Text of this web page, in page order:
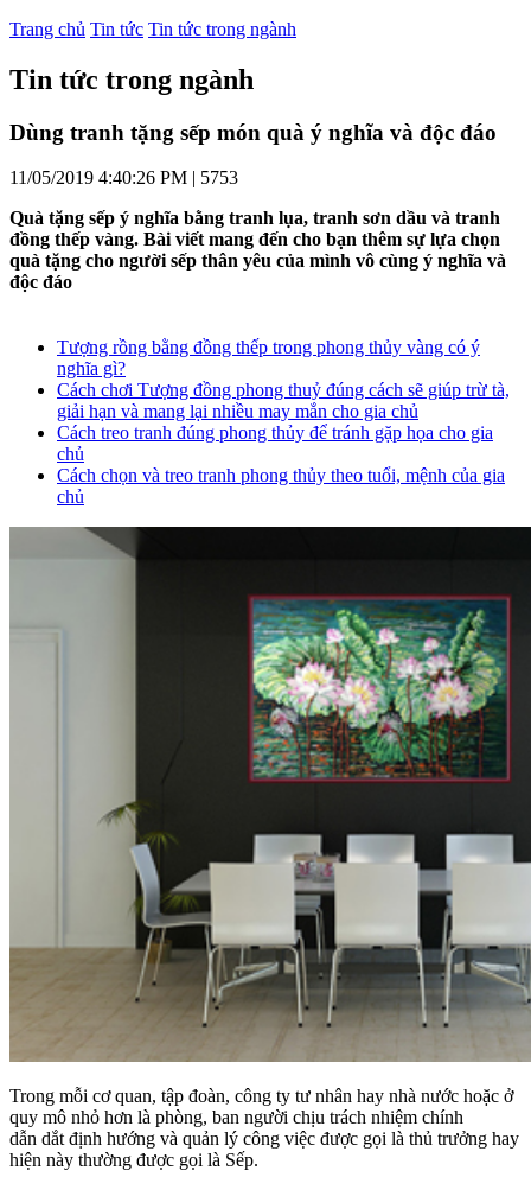
Trang chủ Tin tức Tin tức trong ngành
Tin tức trong ngành
Dùng tranh tặng sếp món quà ý nghĩa và độc đáo
11/05/2019 4:40:26 PM | 5753
Quà tặng sếp ý nghĩa bằng tranh lụa, tranh sơn dầu và tranh
đồng thếp vàng. Bài viết mang đến cho bạn thêm sự lựa chọn
quà tặng cho người sếp thân yêu của mình vô cùng ý nghĩa và
độc đáo
Tượng rồng bằng đồng thếp trong phong thủy vàng có ý
nghĩa gì?
Cách chơi Tượng đồng phong thuỷ đúng cách sẽ giúp trừ tà,
giải hạn và mang lại nhiều may mắn cho gia chủ
Cách treo tranh đúng phong thủy để tránh gặp họa cho gia
chủ
Cách chọn và treo tranh phong thủy theo tuổi, mệnh của gia
chủ
Trong mỗi cơ quan, tập đoàn, công ty tư nhân hay nhà nước hoặc ở
quy mô nhỏ hơn là phòng, ban người chịu trách nhiệm chính
dẫn dắt định hướng và quản lý công việc được gọi là thủ trưởng hay
hiện này thường được gọi là Sếp.